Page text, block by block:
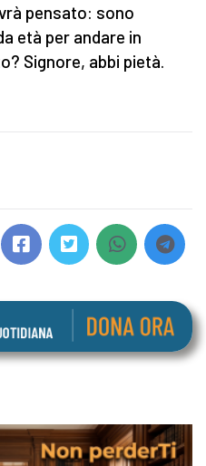
pensato: sono
età per andare in
Signore, abbi pietà.